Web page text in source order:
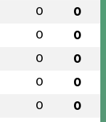
0 0
0 0
0 0
0 0
0 0